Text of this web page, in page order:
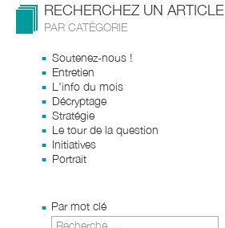
RECHERCHEZ UN ARTICLE
PAR CATÉGORIE
Soutenez-nous !
Entretien
L'info du mois
Décryptage
Stratégie
Le tour de la question
Initiatives
Portrait
Par mot clé